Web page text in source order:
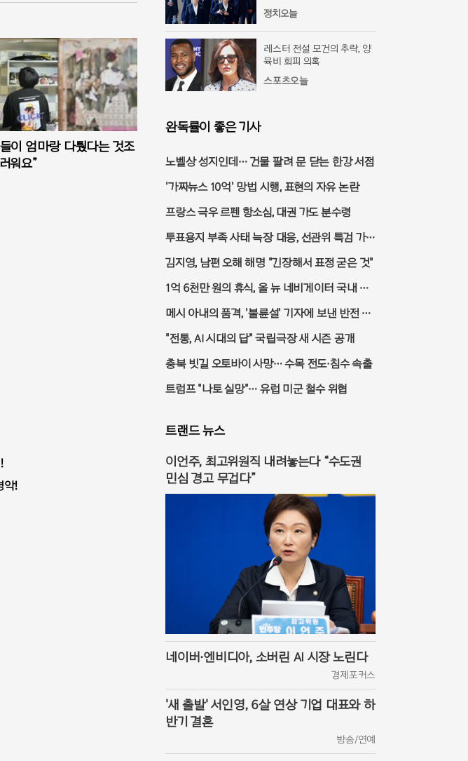
이 엄마랑 다퉜다는 것조
워요”
악!
정치오늘
레스터 전설 모건의 추락, 양
육비 회피 의혹
스포츠오늘
완독률이 좋은 기사
노벨상 성지인데… 건물 팔려 문 닫는 한강 서점
'가짜뉴스 10억' 망법 시행, 표현의 자유 논란
프랑스 극우 르펜 항소심, 대권 가도 분수령
투표용지 부족 사태 늑장 대응, 선관위 특검 가
김지영, 남편 오해 해명 "긴장해서 표정 굳은 것"
1억 6천만 원의 휴식, 올 뉴 네비게이터 국내 상
메시 아내의 품격, '불륜설' 기자에 보낸 반전 메
"전통, AI 시대의 답" 국립극장 새 시즌 공개
충북 빗길 오토바이 사망… 수목 전도·침수 속출
트럼프 "나토 실망"… 유럽 미군 철수 위협
트랜드 뉴스
이언주, 최고위원직 내려놓는다 “수도권
민심 경고 무겁다”
네이버·엔비디아, 소버린 AI 시장 노린다
경제포커스
'새 출발' 서인영, 6살 연상 기업 대표와 하
반기 결혼
방송/연예